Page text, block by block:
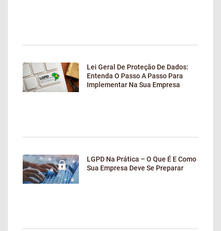
Lei Geral De Proteção De Dados:
Entenda O Passo A Passo Para
Implementar Na Sua Empresa
LGPD Na Prática – O Que É E Como
Sua Empresa Deve Se Preparar